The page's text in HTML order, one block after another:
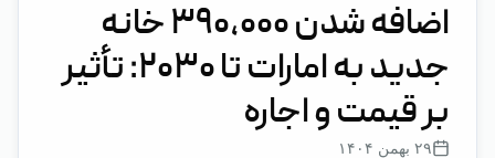
اضافه شدن ۳۹۰,۰۰۰ خانه
جدید به امارات تا ۲۰۳۰: تأثیر
بر قیمت و اجاره
۲۹ بهمن ۱۴۰۴